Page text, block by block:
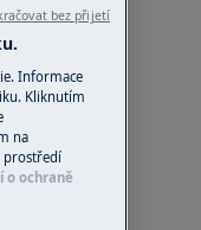
Informace
Kliknutím
na
prostředí
o ochraně
bez přijetí